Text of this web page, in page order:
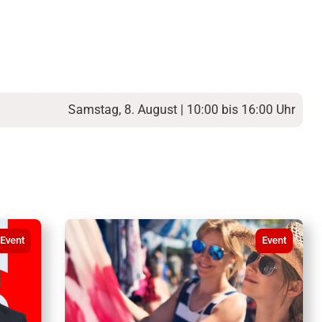
Samstag, 8. August | 10:00 bis 16:00 Uhr
Event Event